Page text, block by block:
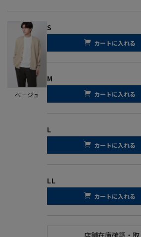
ベージュ
S
カートに入れる
M
カートに入れる
L
カートに入れる
LL
カートに入れる